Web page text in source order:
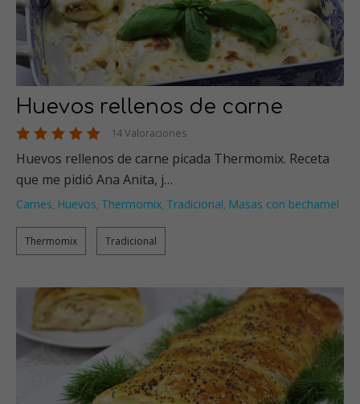
Huevos rellenos de carne
14 Valoraciones
Huevos rellenos de carne picada Thermomix. Receta
que me pidió Ana Anita, j…
Carnes, Huevos, Thermomix, Tradicional, Masas con bechamel
Thermomix Tradicional